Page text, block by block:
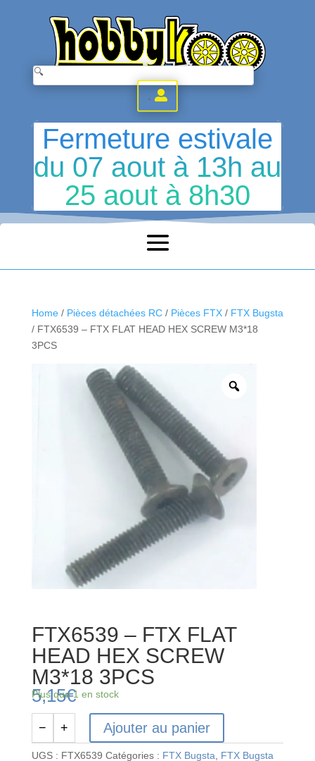
.
Fermeture estivale
du 07 aout à 13h au
25 aout à 8h30
Home/ Pièces détachées RC/ Pièces FTX/ FTX Bugsta
/ FTX6539 – FTX FLAT HEAD HEX SCREW M3*18
3PCS
FTX6539 – FTX FLAT
HEAD HEX SCREW
M3*18 3PCS
5,15€
Plus que 1 en stock
quantité
de
− + Ajouter au panier
UGS : FTX6539 Catégories : FTX Bugsta
FTX Bugsta